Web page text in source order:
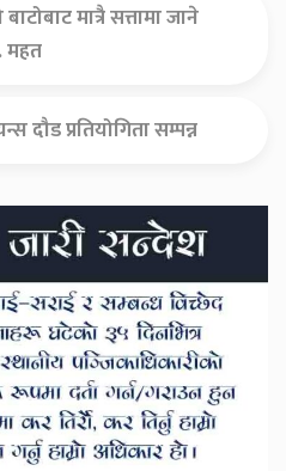
मात्रै सत्तामा जाने
महत
दौड प्रतियोगिता सम्पन्न